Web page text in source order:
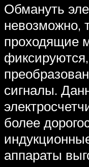
Обмануть
невозможно,
проходящие
сигналы.
более
аппараты